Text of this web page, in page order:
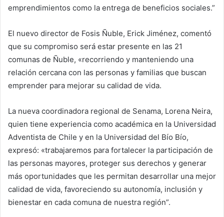
emprendimientos como la entrega de beneficios sociales.”
El nuevo director de Fosis Ñuble, Erick Jiménez, comentó
que su compromiso será estar presente en las 21
comunas de Ñuble, «recorriendo y manteniendo una
relación cercana con las personas y familias que buscan
emprender para mejorar su calidad de vida.
La nueva coordinadora regional de Senama, Lorena Neira,
quien tiene experiencia como académica en la Universidad
Adventista de Chile y en la Universidad del Bío Bío,
expresó: «trabajaremos para fortalecer la participación de
las personas mayores, proteger sus derechos y generar
más oportunidades que les permitan desarrollar una mejor
calidad de vida, favoreciendo su autonomía, inclusión y
bienestar en cada comuna de nuestra región”.